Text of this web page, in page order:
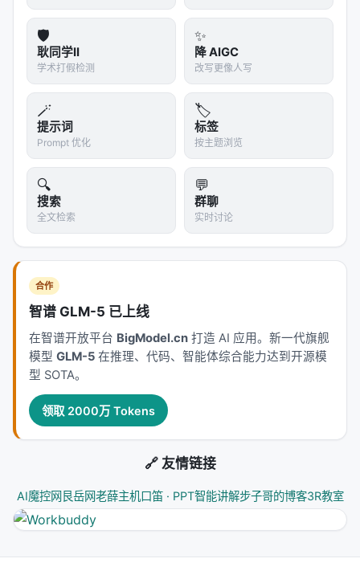
对比基线：BM25、稠密检索、交叉编码器重排、
无检索 LLM、商业搜索 API；
消融：验证各模块（检索步数、重排深度、训练数
据规模）对最终质量的贡献。
具体数值结果需以原文表格为准；本报告基于摘要与
公开元数据归纳实验设计逻辑，建议在引用定量结论
时核对 PDF 原文。
主要结论与洞察
对 Search / Rec / Personalization 领域的启示： 1.
架构：级联检索+重排+生成仍为主流，但 agentic 范
据：高质量指令数据与点击/会话日志同样关键，合成
数据需防知识泄漏与分布偏移； 3.
在线满意度差距拉大，LLM-as-judge 需与人工评估交
叉验证； 4.产品：延迟、成本、可解释性与安全策略
是工业落地的硬约束，不可仅优化学术基准。
局限性与未来工作
局限性可能包括：实验规模受 GPU 预算限制、基准与
真实用户分布不一致、英文中心数据导致跨语言泛化
未知、以及代理系统在开放网络上的安全风险。未来
谱/结构化数据库更深融合、以及面向推荐系统的因果
与公平性约束。
🛡️
耿同学II
学术打假检测
✨
降 AIGC
改写更像人写
🪄
提示词
Prompt 优化
🏷️
标签
按主题浏览
🔍
搜索
全文检索
💬
群聊
实时讨论
合作
智谱 GLM-5 已上线
在智谱开放平台 BigModel.cn 打造 AI 应用。新一代旗舰
模型 GLM-5 在推理、代码、智能体综合能力达到开源模
型 SOTA。
领取 2000万 Tokens
🔗 友情链接
AI魔控网 艮岳网老薛主机口笛 · PPT智能讲解步子哥的博客3R教室